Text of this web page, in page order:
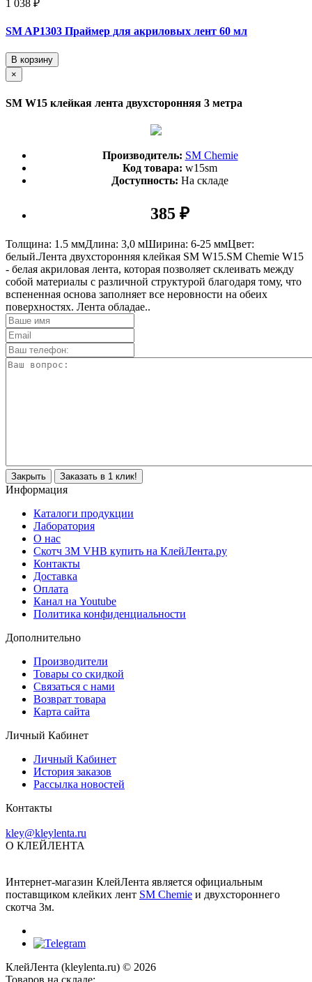
1 038 ₽
SM AP1303 Праймер для акриловых лент 60 мл
В корзину
×
SM W15 клейкая лента двухсторонняя 3 метра
Производитель: SM Chemie
Код товара: w15sm
Доступность: На складе
385 ₽
Толщина: 1.5 ммДлина: 3,0 мШирина: 6-25 ммЦвет:
белый.Лента двухсторонняя клейкая SM W15.SM Сhemie W15
- белая акриловая лента, которая позволяет склеивать между
собой материалы с различной структурой благодаря тому, что
вспененная основа заполняет все неровности на обеих
поверхностях. Лента обладае..
Закрыть Заказать в 1 клик!
Информация
Каталоги продукции
Лаборатория
О нас
Скотч 3M VHB купить на КлейЛента.ру
Контакты
Доставка
Оплата
Канал на Youtube
Политика конфиденциальности
Дополнительно
Производители
Товары со скидкой
Связаться с нами
Возврат товара
Карта сайта
Личный Кабинет
Личный Кабинет
История заказов
Рассылка новостей
Контакты
kley@kleylenta.ru
О КЛЕЙЛЕНТА
Интернет-магазин КлейЛента является официальным
поставщиком клейких лент SM Chemie и двухстороннего
скотча 3м.
КлейЛента (kleylenta.ru) © 2026
Товаров на складе: